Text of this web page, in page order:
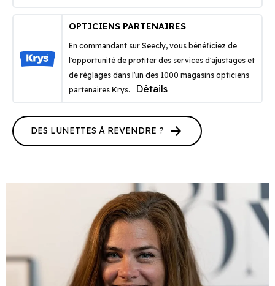
OPTICIENS PARTENAIRES
En commandant sur Seecly, vous bénéficiez de
l'opportunité de profiter des services d'ajustages et
de réglages dans l'un des 1000 magasins opticiens
partenaires Krys.
Détails
DES LUNETTES À REVENDRE ? arrow_forward